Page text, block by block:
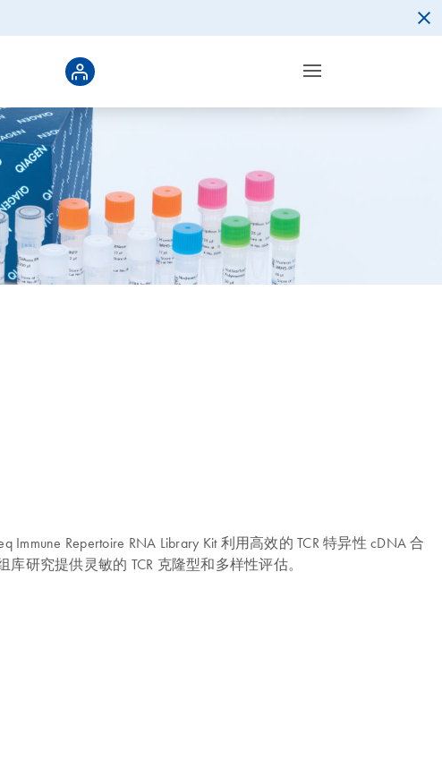
Repertoire RNA Library Kit 利用高效的 TCR 特异性 cDNA 合
研究提供灵敏的 TCR 克隆型和多样性评估。